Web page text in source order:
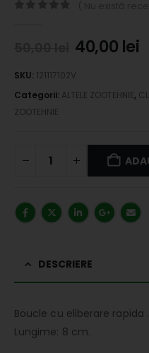
40,00 lei
SKU: 121117102V
Categorii: ALTELE ZOOTEHNIE,
ZOOTEHNIE
DESCRIERE
Boucle cu eliberare rapida .
Lungime: 8 cm.